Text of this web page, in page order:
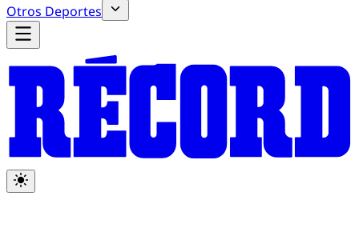
Otros Deportes